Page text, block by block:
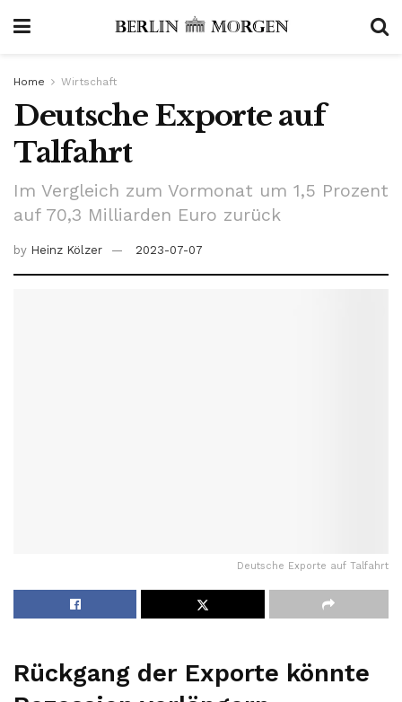
Home Wirtschaft
Deutsche Exporte auf
Talfahrt
Im Vergleich zum Vormonat um 1,5 Prozent
auf 70,3 Milliarden Euro zurück
by Heinz Kölzer 2023-07-07
Deutsche Exporte auf Talfahrt
Rückgang der Exporte könnte